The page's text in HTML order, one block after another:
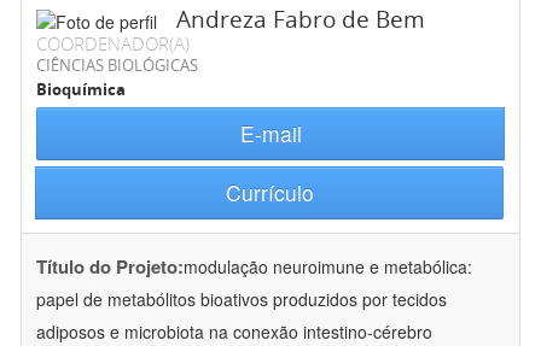
Andreza Fabro de Bem
COORDENADOR(A)
CIÊNCIAS BIOLÓGICAS
Bioquímica
E-mail
Currículo
Título do Projeto:modulação neuroimune e metabólica:
papel de metabólitos bioativos produzidos por tecidos
adiposos e microbiota na conexão intestino-cérebro